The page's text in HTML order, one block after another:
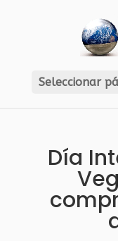
Seleccionar
Día